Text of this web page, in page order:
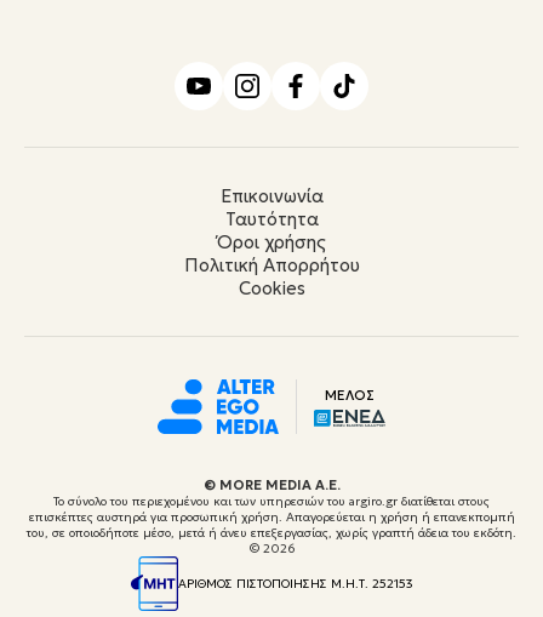
Επικοινωνία
Ταυτότητα
Όροι χρήσης
Πολιτική Απορρήτου
Cookies
ΜΕΛΟΣ
© ΜORE MEDIA Α.Ε.
Το σύνολο του περιεχομένου και των υπηρεσιών του argiro.gr διατίθεται στους
επισκέπτες αυστηρά για προσωπική χρήση. Απαγορεύεται η χρήση ή επανεκπομπή
του, σε οποιοδήποτε μέσο, μετά ή άνευ επεξεργασίας, χωρίς γραπτή άδεια του εκδότη.
© 2026
ΑΡΙΘΜΟΣ ΠΙΣΤΟΠΟΙΗΣΗΣ Μ.Η.Τ. 252153